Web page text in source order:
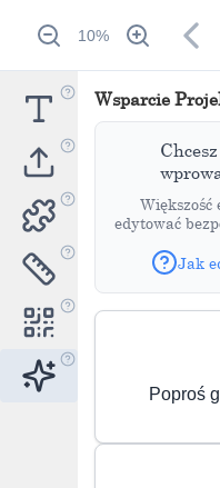
10%
Wsparcie
Większość
edytować
Jak
Poproś